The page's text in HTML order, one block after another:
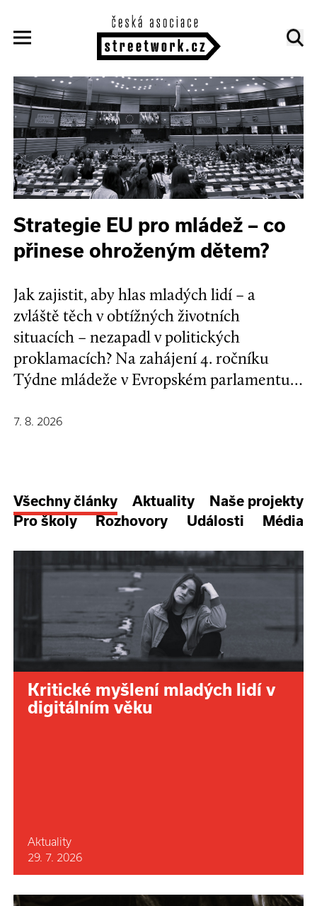
Strategie EU pro mládež – co
přinese ohroženým dětem?
Jak zajistit, aby hlas mladých lidí – a
zvláště těch v obtížných životních
situacích – nezapadl v politických
proklamacích? Na zahájení 4. ročníku
Týdne mládeže v Evropském parlamentu v
stakeholdeři zapojili do formulování nové
7. 8. 2026
Všechny články Aktuality
Naše projekty
Pro školy
Rozhovory Události Média
Kritické myšlení mladých lidí v
digitálním věku
Aktuality
29. 7. 2026